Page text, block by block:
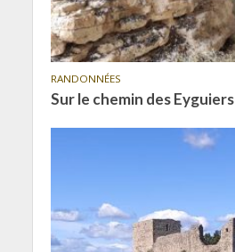
RANDONNÉES
Sur le chemin des Eyguiers